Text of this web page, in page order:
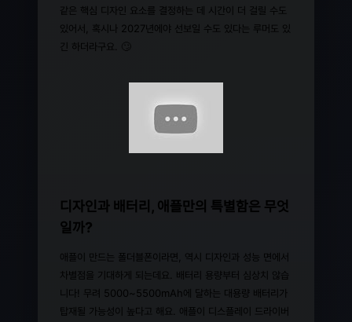
같은 핵심 디자인 요소를 결정하는 데 시간이 더 걸릴 수도
있어서, 혹시나 2027년에야 선보일 수도 있다는 루머도 있
긴 하더라구요. 🙄
디자인과 배터리, 애플만의 특별함은 무엇
일까?
애플이 만드는 폴더블폰이라면, 역시 디자인과 성능 면에서
차별점을 기대하게 되는데요. 배터리 용량부터 심상치 않습
니다! 무려 5000~5500mAh에 달하는 대용량 배터리가
탑재될 가능성이 높다고 해요. 애플이 디스플레이 드라이버